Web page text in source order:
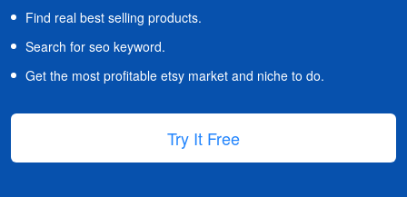
Find real best selling products.
Search for seo keyword.
Get the most profitable etsy market and niche to do.
Try It Free